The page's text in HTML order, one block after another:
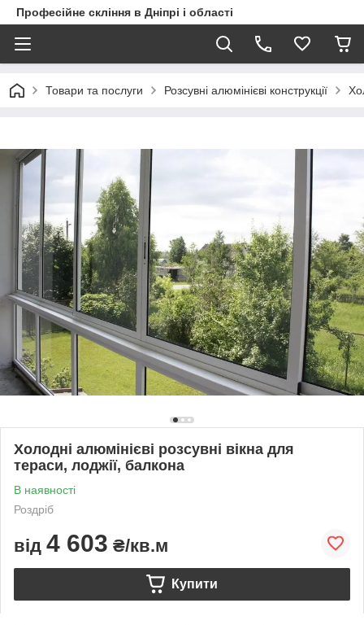
Професійне скління в Дніпрі і області
Товари та послуги Розсувні алюмінієві конструкції
Холодні алюмінієві розсувні вікна для
тераси, лоджії, балкона
В наявності
Роздріб
від 4 603 ₴/кв.м
Купити